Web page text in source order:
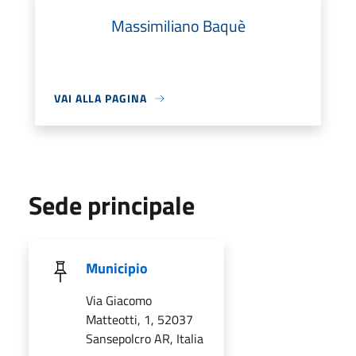
Massimiliano Baquè
VAI ALLA PAGINA
Sede principale
Municipio
Via Giacomo
Matteotti, 1, 52037
Sansepolcro AR, Italia